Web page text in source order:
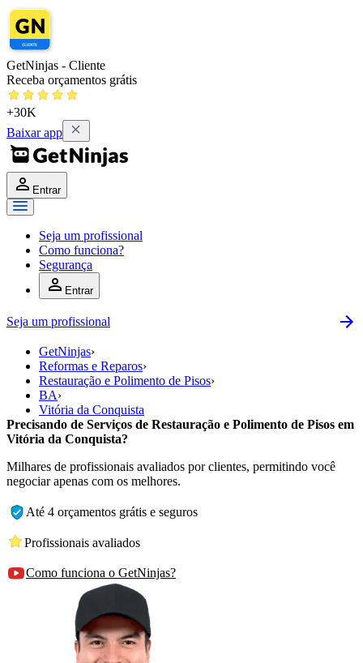
GetNinjas - Cliente
Receba orçamentos grátis
+30K
Baixar app
Entrar
Seja um profissional
Como funciona?
Segurança
Entrar
Seja um profissional
GetNinjas›
Reformas e Reparos›
Restauração e Polimento de Pisos›
BA›
Vitória da Conquista
Precisando de Serviços de Restauração e Polimento de Pisos em
Vitória da Conquista?
Milhares de profissionais avaliados por clientes, permitindo você
negociar apenas com os melhores.
Até 4 orçamentos grátis e seguros
Profissionais avaliados
Como funciona o GetNinjas?